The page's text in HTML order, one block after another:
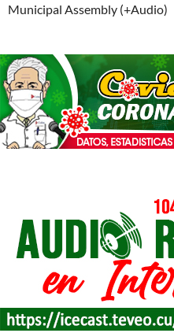
Municipal Assembly (+Audio)